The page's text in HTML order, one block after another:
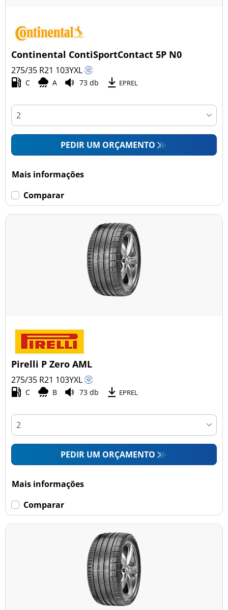
Continental ContiSportContact 5P N0
275/35 R21 103YXL
C A 73 db EPREL
PEDIR UM ORÇAMENTO
Mais informações
Comparar
Pirelli P Zero AML
275/35 R21 103YXL
C B 73 db EPREL
PEDIR UM ORÇAMENTO
Mais informações
Comparar